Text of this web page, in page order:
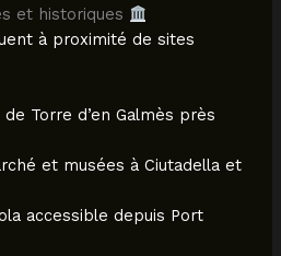
et historiques
à proximité de sites
Torre d’en Galmès près
et musées à Ciutadella et
accessible depuis Port